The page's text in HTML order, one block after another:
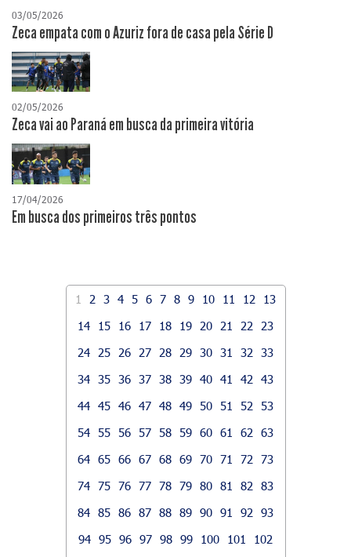
03/05/2026
Zeca empata com o Azuriz fora de casa pela Série D
02/05/2026
Zeca vai ao Paraná em busca da primeira vitória
17/04/2026
​Em busca dos primeiros três pontos
1 2 3 4 5 6 7 8 9 10 11 12
13
14
15 16 17 18 19 20 21 22
23
24
25 26 27 28 29 30 31 32
33
34
35 36 37 38 39 40 41 42
43
44 45 46 47 48 49 50 51 52
53
54
55 56 57 58 59 60 61 62
63
64 65 66 67 68 69 70 71 72
73
74 75 76 77 78 79 80 81 82
83
84 85 86 87 88 89 90 91 92
93
94 95 96 97 98 99 100 101
102